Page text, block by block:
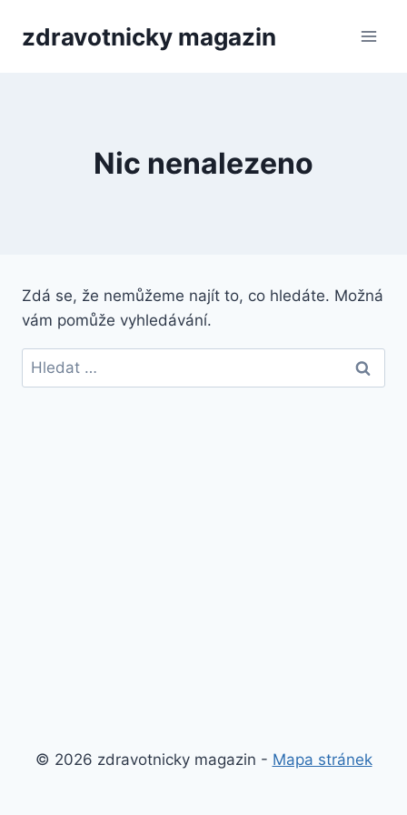
zdravotnicky magazin
Nic nenalezeno
Zdá se, že nemůžeme najít to, co hledáte. Možná
vám pomůže vyhledávání.
Vyhledávání
© 2026 zdravotnicky magazin - Mapa stránek